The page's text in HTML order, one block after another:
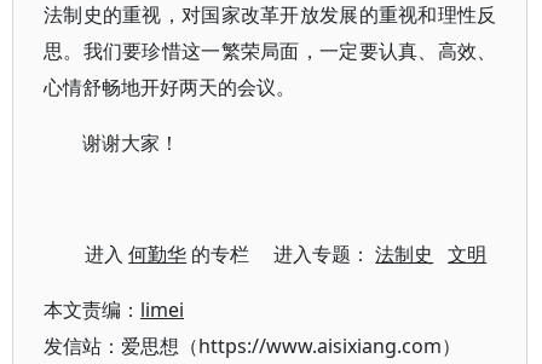
法制史的重视，对国家改革开放发展的重视和理性反
思。我们要珍惜这一繁荣局面，一定要认真、高效、
心情舒畅地开好两天的会议。
谢谢大家！
进入何勤华 的专栏 进入专题：法制史 文明
本文责编： limei
发信站：爱思想（https://www.aisixiang.com）